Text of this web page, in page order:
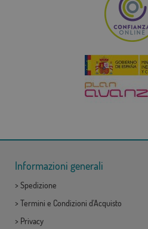
Informazioni generali
> Spedizione
> Termini e Condizioni d'Acquisto
> Privacy